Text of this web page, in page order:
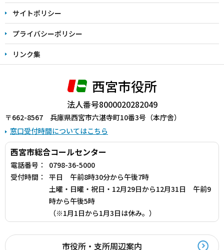
サイトポリシー
プライバシーポリシー
リンク集
西宮市役所
法人番号8000020282049
〒662-8567 兵庫県西宮市六湛寺町10番3号（本庁舎）
窓口受付時間についてはこちら
西宮市総合コールセンター
電話番号：
0798-36-5000
受付時間：
平日 午前8時30分から午後7時
土曜・日曜・祝日・12月29日から12月31日 午前9
時から午後5時
（※1月1日から1月3日は休み。）
市役所・支所周辺案内